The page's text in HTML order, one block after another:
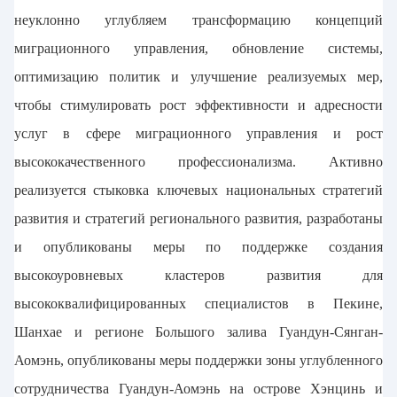
неуклонно углубляем трансформацию концепций
миграционного управления, обновление системы,
оптимизацию политик и улучшение реализуемых мер,
чтобы стимулировать рост эффективности и адресности
услуг в сфере миграционного управления и рост
высококачественного профессионализма. Активно
реализуется стыковка ключевых национальных стратегий
развития и стратегий регионального развития, разработаны
и опубликованы меры по поддержке создания
высокоуровневых кластеров развития для
высококвалифицированных специалистов в Пекине,
Шанхае и регионе Большого залива Гуандун-Сянган-
Аомэнь, опубликованы меры поддержки зоны углубленного
сотрудничества Гуандун-Аомэнь на острове Хэнцинь и